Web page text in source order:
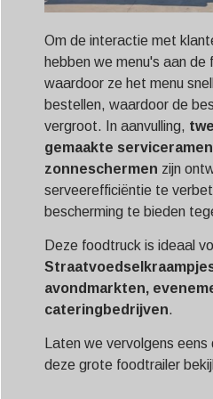
Om de interactie met
hebben we menu's aan
waardoor ze het menu
bestellen, waardoor de
vergroot. In aanvulling,
gemaakte
zonneschermen zijn
serveerefficiëntie te
bescherming te bieden
Deze foodtruck is ideaal
avondmarkten,
cateringbedrijven.
Laten we vervolgens
deze grote foodtrailer